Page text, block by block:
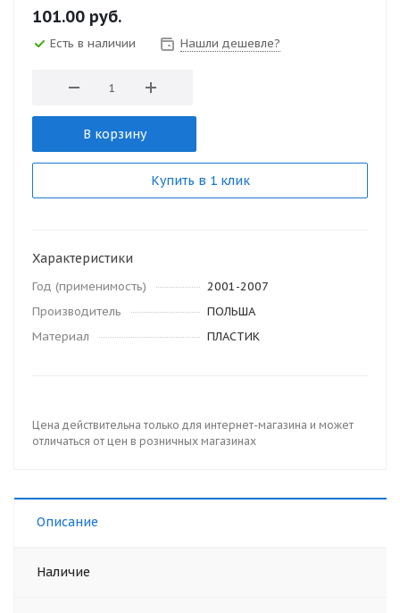
101.00 руб.
Есть в наличии Нашли дешевле?
В корзину
Купить в 1 клик
Характеристики
Год (применимость)
2001-2007
Производитель
ПОЛЬША
Материал
ПЛАСТИК
Цена действительна только для интернет-магазина и может
отличаться от цен в розничных магазинах
Описание
Наличие